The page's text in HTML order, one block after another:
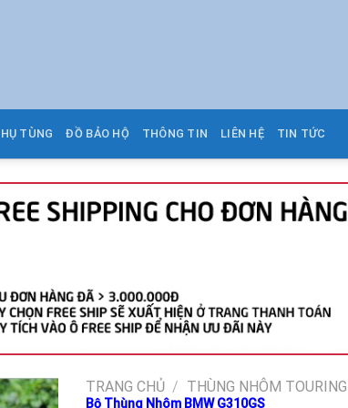
TÙNG ĐỒ BẢO HỘ THÔNG TIN LIÊN HỆ TIN TỨC
TRANG CHỦ / THÙNG NHÔM TOURING
Bộ Thùng Nhôm BMW G310GS